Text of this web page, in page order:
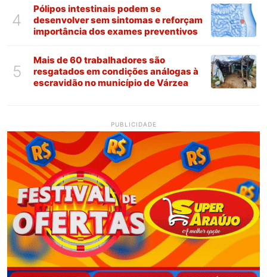
4
Pólipos intestinais podem se
desenvolver sem sintomas e reforçam
importância dos exames preventivos
5
Mais de 60 trabalhadores são
resgatados em condições análogas à
escravidão no município de Várzea
PUBLICIDADE